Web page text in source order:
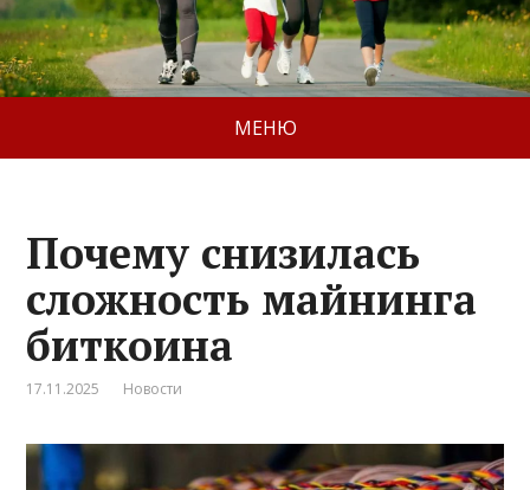
МЕНЮ
Почему снизилась
сложность майнинга
биткоина
17.11.2025 Новости